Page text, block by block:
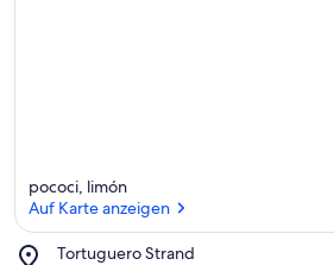
pococi, limón
Auf Karte anzeigen
Tortuguero Strand
Place,